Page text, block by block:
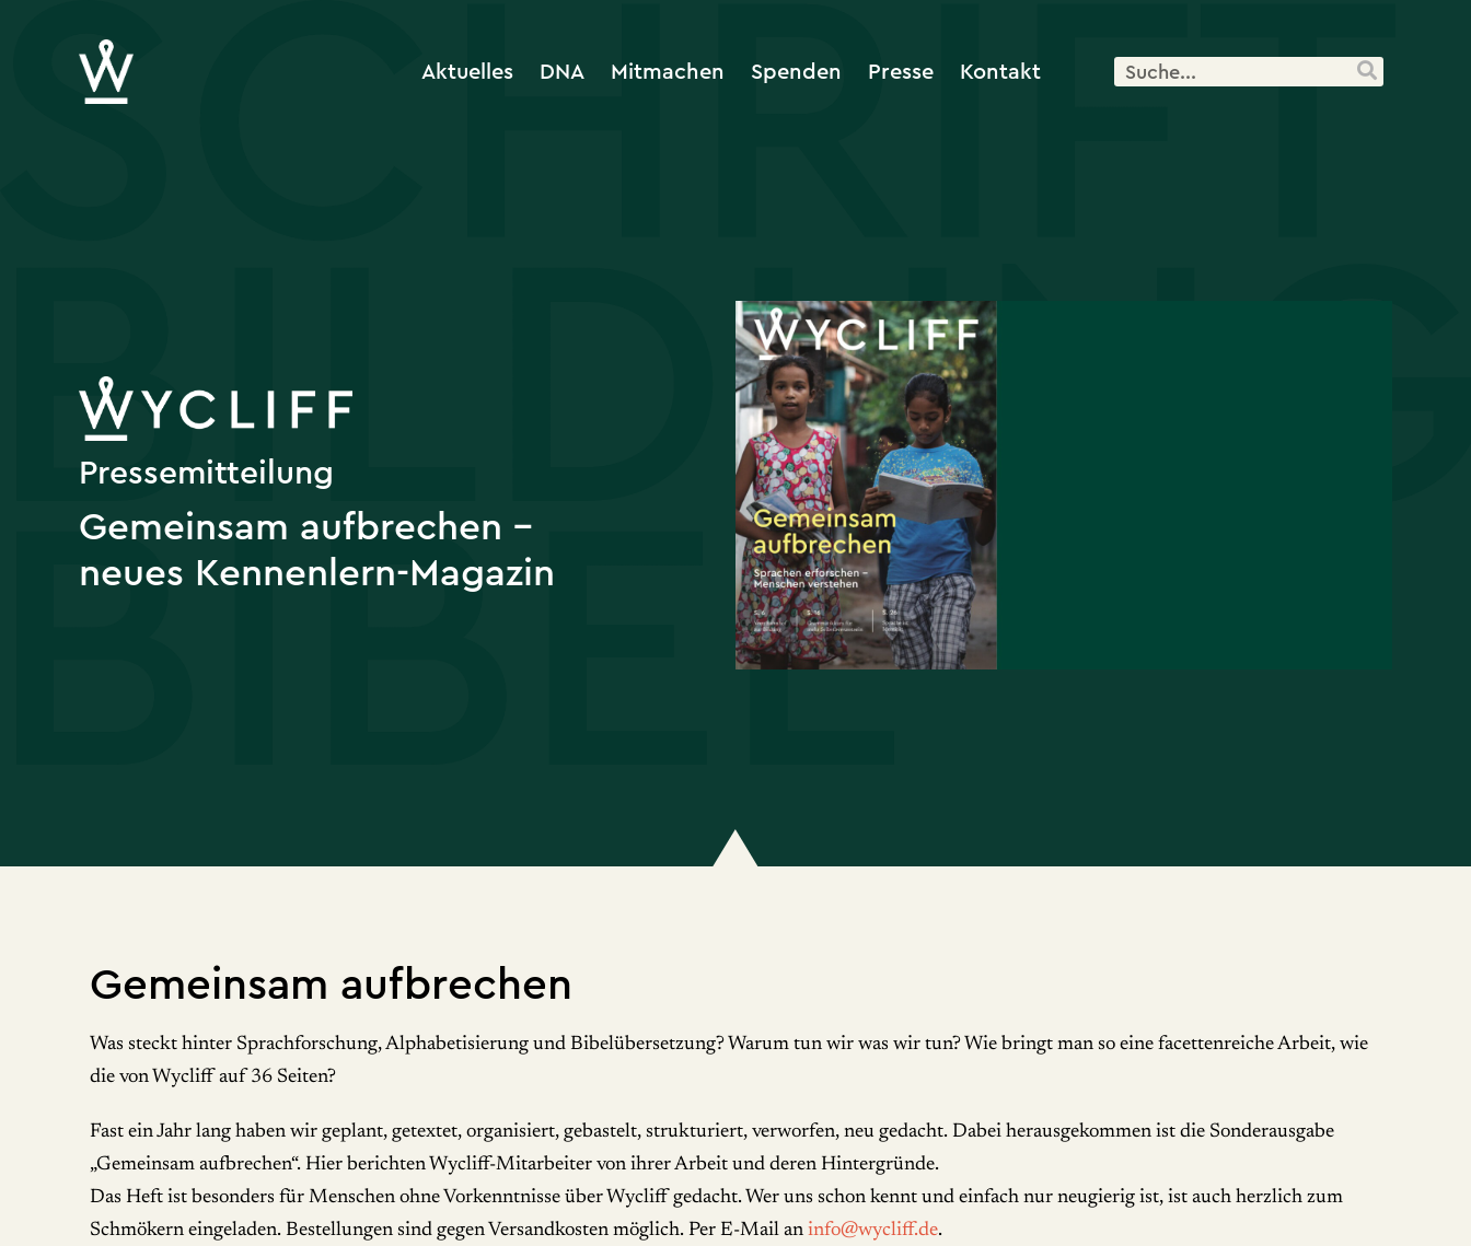
Aktuelles DNA Mitmachen Spenden Presse Kontakt
Pressemitteilung
Gemeinsam aufbrechen –
neues Kennenlern-Magazin
Gemeinsam aufbrechen
Was steckt hinter Sprachforschung, Alphabetisierung und Bibelübersetzung? Warum tun wir was wir tun? Wie bringt man so eine facettenreiche Arbeit, wie
die von Wycliff auf 36 Seiten?
Fast ein Jahr lang haben wir geplant, getextet, organisiert, gebastelt, strukturiert, verworfen, neu gedacht. Dabei herausgekommen ist die Sonderausgabe
„Gemeinsam aufbrechen“. Hier berichten Wycliff-Mitarbeiter von ihrer Arbeit und deren Hintergründe.
Das Heft ist besonders für Menschen ohne Vorkenntnisse über Wycliff gedacht. Wer uns schon kennt und einfach nur neugierig ist, ist auch herzlich zum
Schmökern eingeladen. Bestellungen sind gegen Versandkosten möglich. Per E-Mail an info@wycliff.de.